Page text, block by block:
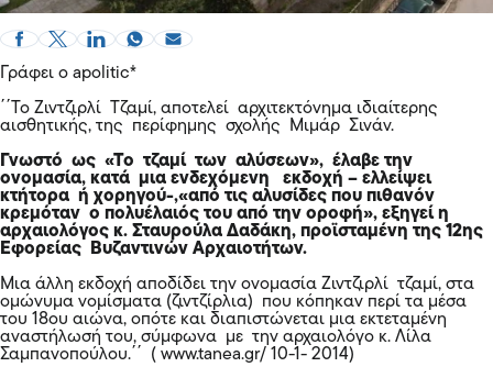
Γράφει ο apolitic*
΄΄Το Ζιντζιρλί Τζαμί, αποτελεί αρχιτεκτόνημα ιδιαίτερης
αισθητικής, της περίφημης σχολής Μιμάρ Σινάν.
Γνωστό ως «Το τζαμί των αλύσεων», έλαβε την
ονομασία, κατά μια ενδεχόμενη εκδοχή – ελλείψει
κτήτορα ή χορηγού-,«από τις αλυσίδες που πιθανόν
κρεμόταν ο πολυέλαιός του από την οροφή», εξηγεί η
αρχαιολόγος κ. Σταυρούλα Δαδάκη, προϊσταμένη της 12ης
Εφορείας Βυζαντινών Αρχαιοτήτων.
Μια άλλη εκδοχή αποδίδει την ονομασία Ζιντζιρλί τζαμί, στα
ομώνυμα νομίσματα (ζιντζίρλια) που κόπηκαν περί τα μέσα
του 18ου αιώνα, οπότε και διαπιστώνεται μια εκτεταμένη
αναστήλωσή του, σύμφωνα με την αρχαιολόγο κ. Λίλα
Σαμπανοπούλου.΄΄ ( www.tanea.gr/ 10-1- 2014)